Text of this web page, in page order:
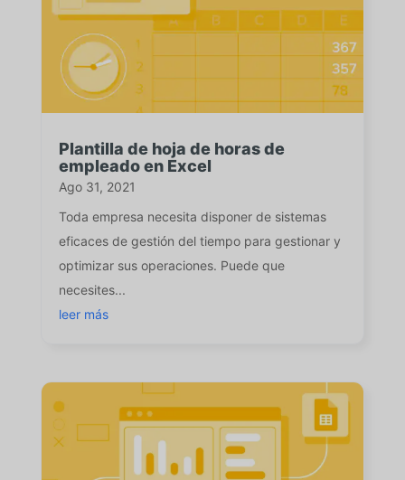
Plantilla de hoja de horas de
empleado en Excel
Ago 31, 2021
Toda empresa necesita disponer de sistemas
eficaces de gestión del tiempo para gestionar y
optimizar sus operaciones. Puede que
necesites...
leer más